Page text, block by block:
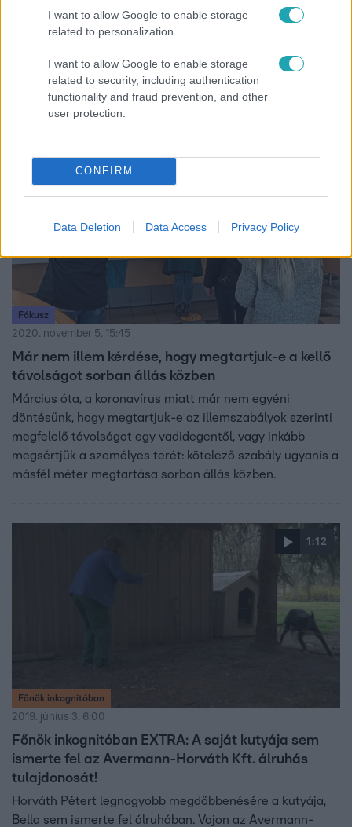
I want to allow Google to enable storage
related to personalization.
I want to allow Google to enable storage
related to security, including authentication
functionality and fraud prevention, and other
user protection.
CONFIRM
Data Deletion Data Access Privacy Policy
Külföld
2022. szeptember 2. 10:28
Repülés közben tetoválta ki egy férfi a mellette ülő
vadidegen utast
A légiutas-kísérők sem bánták.
4:23
Fókusz
2020. november 5. 15:45
Már nem illem kérdése, hogy megtartjuk-e a kellő
távolságot sorban állás közben
Március óta, a koronavírus miatt már nem egyéni
döntésünk, hogy megtartjuk-e az illemszabályok szerinti
megfelelő távolságot egy vadidegentől, vagy inkább
megsértjük a személyes terét: kötelező szabály ugyanis a
másfél méter megtartása sorban állás közben.
1:12
Főnök inkognitóban
2019. június 3. 6:00
Főnök inkognitóban EXTRA: A saját kutyája sem
ismerte fel az Avermann-Horváth Kft. álruhás
tulajdonosát!
Horváth Pétert legnagyobb megdöbbenésére a kutyája,
Bella sem ismerte fel álruhában. Vajon az Avermann-